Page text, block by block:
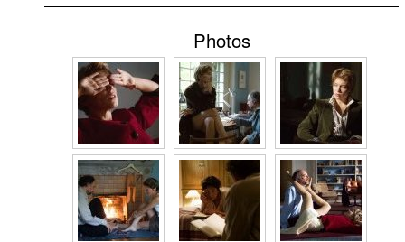
Photos